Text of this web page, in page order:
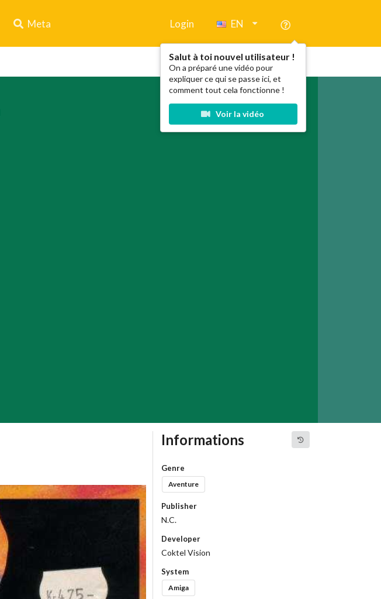
Meta Login EN
Salut à toi nouvel utilisateur !
On a préparé une vidéo pour
expliquer ce qui se passe ici, et
comment tout cela fonctionne !
Voir la vidéo
Informations
Genre
Aventure
Publisher
N.C.
Developer
Coktel Vision
System
Amiga